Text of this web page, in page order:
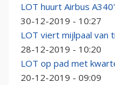
LOT huurt Airbus
30-12-2019 - 10:27
LOT viert mijlpaal van
28-12-2019 - 10:20
LOT op pad met
20-12-2019 - 09:09